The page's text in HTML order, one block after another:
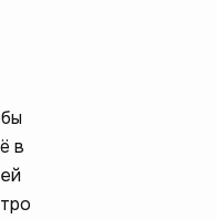
в